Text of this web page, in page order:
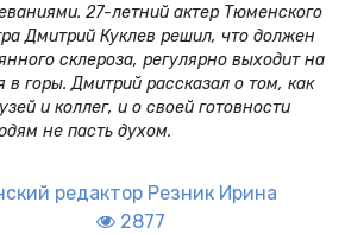
27-летний актер Тюменского
Дмитрий Куклев решил, что должен
склероза, регулярно выходит на
горы. Дмитрий рассказал о том, как
и коллег, и о своей готовности
не пасть духом.
редактор Резник Ирина
2877